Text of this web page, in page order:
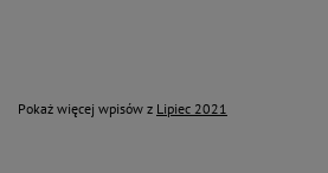
Pokaż więcej wpisów z Lipiec 2021